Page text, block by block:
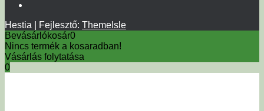
Hestia | Fejlesztő: ThemeIsle
Bevásárlókosár0
Nincs termék a kosaradban!
Vásárlás folytatása
0